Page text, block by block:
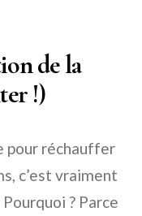
de la
!)
pour réchauffer
c’est vraiment
? Parce